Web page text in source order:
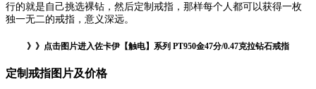
行的就是自己挑选裸钻，然后定制戒指，那样每个人都可以获得一枚
独一无二的戒指，意义深远。
》》点击图片进入佐卡伊【触电】系列 PT950金47分/0.47克拉钻石戒指
定制戒指图片及价格